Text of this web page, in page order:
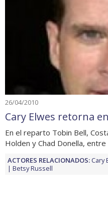
26/04/2010
Cary Elwes retorna
En el reparto Tobin Bell,
Holden y Chad Donella,
ACTORES RELACIONADOS:Cary
Betsy Russell